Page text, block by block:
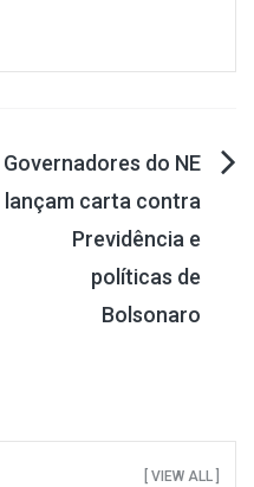
Governadores do NE
lançam carta contra
Previdência e
políticas de
Bolsonaro
[ VIEW ALL ]